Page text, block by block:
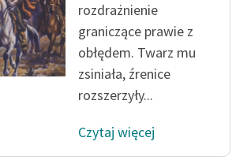
rozdrażnienie
graniczące prawie z
obłędem. Twarz mu
zsiniała, źrenice
rozszerzyły...
Czytaj więcej